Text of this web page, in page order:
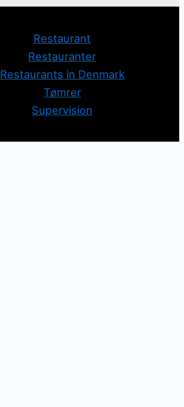
Restaurant
Restauranter
Restaurants in Denmark
Tømrer
Supervision